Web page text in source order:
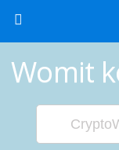
Womit